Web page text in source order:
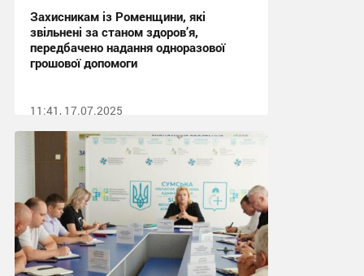
Захисникам із Роменщини, які
звільнені за станом здоров’я,
передбачено надання одноразової
грошової допомоги
11:41, 17.07.2025